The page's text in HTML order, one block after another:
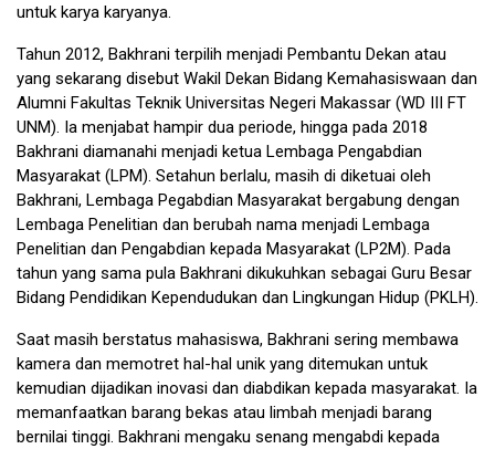
untuk karya karyanya.
Tahun 2012, Bakhrani terpilih menjadi Pembantu Dekan atau
yang sekarang disebut Wakil Dekan Bidang Kemahasiswaan dan
Alumni Fakultas Teknik Universitas Negeri Makassar (WD III FT
UNM). Ia menjabat hampir dua periode, hingga pada 2018
Bakhrani diamanahi menjadi ketua Lembaga Pengabdian
Masyarakat (LPM). Setahun berlalu, masih di diketuai oleh
Bakhrani, Lembaga Pegabdian Masyarakat bergabung dengan
Lembaga Penelitian dan berubah nama menjadi Lembaga
Penelitian dan Pengabdian kepada Masyarakat (LP2M). Pada
tahun yang sama pula Bakhrani dikukuhkan sebagai Guru Besar
Bidang Pendidikan Kependudukan dan Lingkungan Hidup (PKLH).
Saat masih berstatus mahasiswa, Bakhrani sering membawa
kamera dan memotret hal-hal unik yang ditemukan untuk
kemudian dijadikan inovasi dan diabdikan kepada masyarakat. Ia
memanfaatkan barang bekas atau limbah menjadi barang
bernilai tinggi. Bakhrani mengaku senang mengabdi kepada